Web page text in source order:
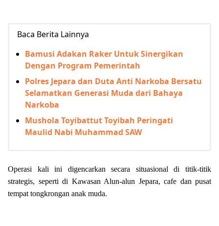
Baca Berita Lainnya
Bamusi Adakan Raker Untuk Sinergikan
Dengan Program Pemerintah
Polres Jepara dan Duta Anti Narkoba Bersatu
Selamatkan Generasi Muda dari Bahaya
Narkoba
Mushola Toyibattut Toyibah Peringati
Maulid Nabi Muhammad SAW
Operasi kali ini digencarkan secara situasional di titik-titik
strategis, seperti di Kawasan Alun-alun Jepara, cafe dan pusat
tempat tongkrongan anak muda.